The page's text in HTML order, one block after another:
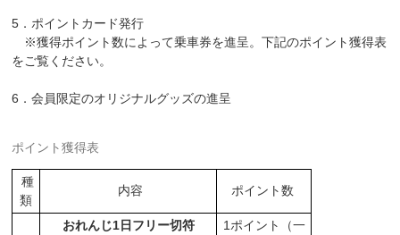
5．ポイントカード発行
※獲得ポイント数によって乗車券を進呈。下記のポイント獲得表
をご覧ください。
6．会員限定のオリジナルグッズの進呈
ポイント獲得表
種
類
内容 ポイント数
おれんじ1日フリー切符 1ポイント（一